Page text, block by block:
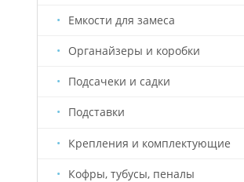
Емкости для замеса
Органайзеры и коробки
Подсачеки и садки
Подставки
Крепления и комплектующие
Кофры, тубусы, пеналы